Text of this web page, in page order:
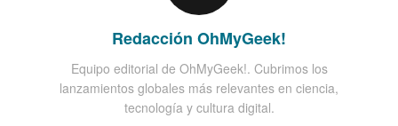
Redacción OhMyGeek!
Equipo editorial de OhMyGeek!. Cubrimos los
lanzamientos globales más relevantes en ciencia,
tecnología y cultura digital.